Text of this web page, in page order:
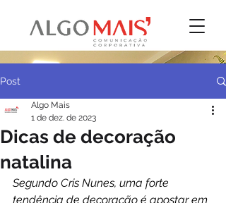
Post
Dicas de decoração
natalina
Algo Mais
1 de dez. de 2023
Segundo Cris Nunes, uma forte
tendência de decoração é apostar em